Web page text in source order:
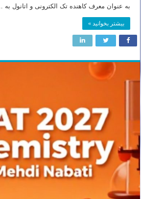
به عنوان معرف کاهنده تک الکترونی و اتانول به …
بیشتر بخوانید »